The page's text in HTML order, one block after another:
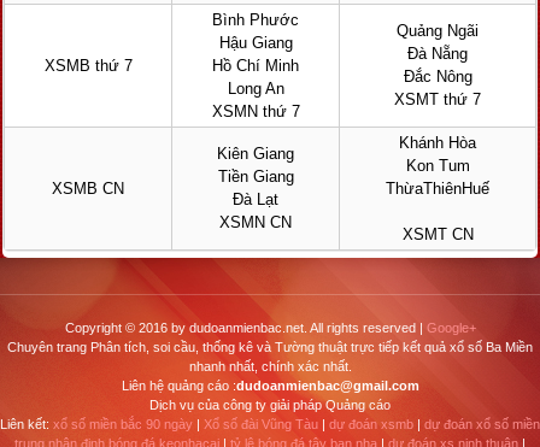
XSMB thứ 7
Bình Phước
Hậu Giang
Hồ Chí Minh
Long An
XSMN thứ 7
Quảng Ngãi
Đà Nẵng
Đắc Nông
XSMT thứ 7
XSMB CN
Kiên Giang
Tiền Giang
Đà Lạt
XSMN CN
Khánh Hòa
Kon Tum
ThừaThiênHuế
XSMT CN
Copyright © 2016 by dudoanmienbac.net. All rights reserved | Google+
Chuyên trang Phân tích, soi cầu, thống kê và Tường thuật trực tiếp kết quả xổ số Ba Miền
nhanh nhất, chính xác nhất.
Liên hệ quảng cáo :dudoanmienbac@gmail.com
Dịch vụ của công ty giải pháp Quảng cáo
Liên kết: xổ số miền bắc 90 ngày Xổ số đài Vũng Tàu dự đoán xsmb
dự đoán xổ số miền
trung nhận định bóng đá keonhacai tỷ lệ bóng đá tây ban nha dự đoán xs ninh thuận